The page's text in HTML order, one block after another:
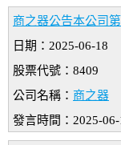
商之器公告本公司
日期：2025-06-18
股票代號：8409
公司名稱： 商之器
發言時間：2025-